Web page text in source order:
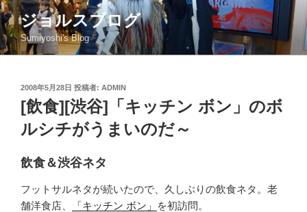
コ
ン
テ
ン
ジョルスブログ
Sumiyoshi's Blog
投
稿
日:
2008年5月28日 投稿者: ADMIN
[飲食][渋谷]「キッチン ボン」のボ
ルシチがうまいのだ～
飲食＆渋谷ネタ
フットサルネタが続いたので、久しぶりの飲食ネタ。老
舗洋食店、
「キッチン ボン」 を初訪問。